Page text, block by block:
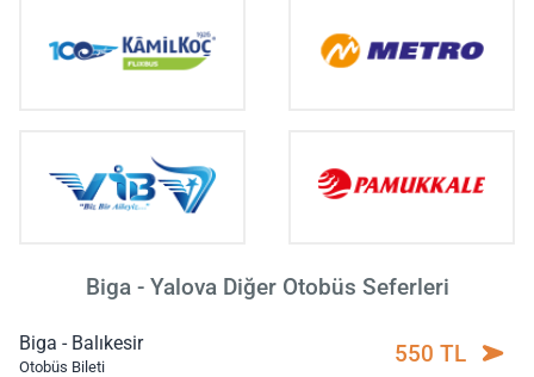
Biga - Yalova Diğer Otobüs Seferleri
Biga - Balıkesir
Otobüs Bileti 550 TL